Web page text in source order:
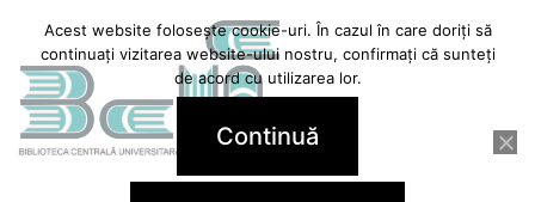
conținut
Acest website folosește cookie-uri. În cazul în care doriți să
continuați vizitarea website-ului nostru, confirmați că sunteți
de acord cu utilizarea lor.
Continuă